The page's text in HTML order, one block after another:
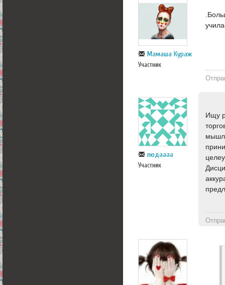
Мамаша Кураж
Участник
людаааа
Участник
Ищу